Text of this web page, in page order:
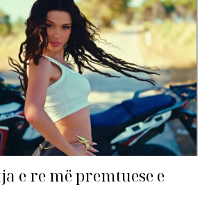
e re më premtuese e